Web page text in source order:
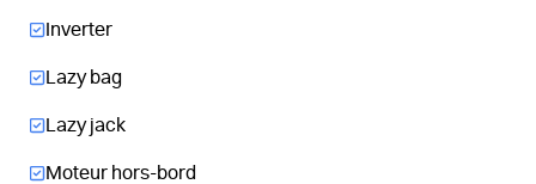
Inverter
Lazy bag
Lazy jack
Moteur hors-bord